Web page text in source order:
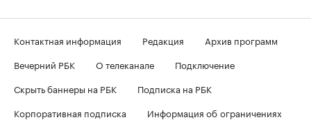
Контактная информация Редакция
Архив программ
Вечерний РБК
О телеканале
Подключение
Скрыть баннеры на РБК
Подписка на РБК
Корпоративная подписка
Информация об ограничениях